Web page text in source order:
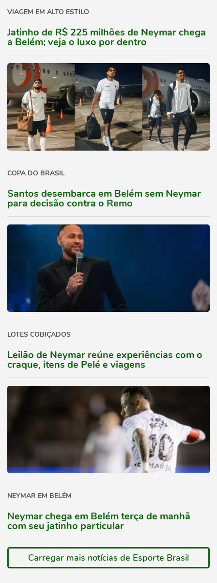
VIAGEM EM ALTO ESTILO
Jatinho de R$ 225 milhões de Neymar chega
a Belém; veja o luxo por dentro
COPA DO BRASIL
Santos desembarca em Belém sem Neymar
para decisão contra o Remo
LOTES COBIÇADOS
Leilão de Neymar reúne experiências com o
craque, itens de Pelé e viagens
NEYMAR EM BELÉM
Neymar chega em Belém terça de manhã
com seu jatinho particular
Carregar mais notícias de Esporte Brasil